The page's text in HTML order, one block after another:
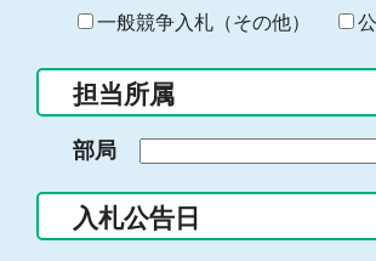
ー
ー
入
力
一般競争入札（その他）
担当所属
部局
入札公告日